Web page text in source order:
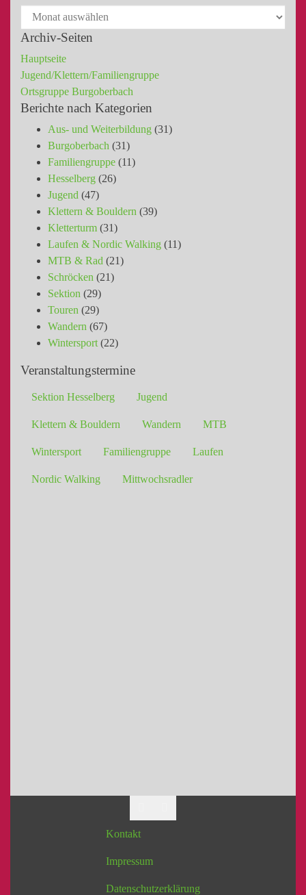
Archiv-Seiten
Hauptseite
Jugend/Klettern/Familiengruppe
Ortsgruppe Burgoberbach
Berichte nach Kategorien
Aus- und Weiterbildung (31)
Burgoberbach (31)
Familiengruppe (11)
Hesselberg (26)
Jugend (47)
Klettern & Bouldern (39)
Kletterturm (31)
Laufen & Nordic Walking (11)
MTB & Rad (21)
Schröcken (21)
Sektion (29)
Touren (29)
Wandern (67)
Wintersport (22)
Veranstaltungstermine
Sektion Hesselberg Jugend
Klettern & Bouldern Wandern MTB
Wintersport Familiengruppe Laufen
Nordic Walking Mittwochsradler
Kontakt
Impressum
Datenschutzerklärung